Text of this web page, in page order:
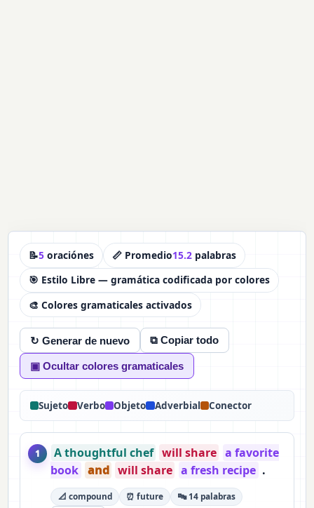
📝5 oraciónes 📏 Promedio15.2 palabras
🎯 Estilo Libre — gramática codificada por colores
🎨 Colores gramaticales activados
↻ Generar de nuevo ⧉ Copiar todo
▣ Ocultar colores gramaticales
Sujeto Verbo Objeto Adverbial Conector
1 A thoughtful chef will share a favorite
book and will share a fresh recipe .
📐 compound ⏰ future 🔤 14 palabras